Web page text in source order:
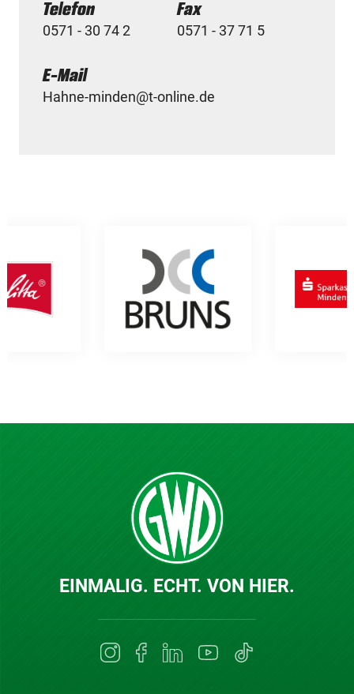
Telefon
0571 - 30 74 2
Fax
0571 - 37 71 5
E-Mail
Hahne-minden@t-online.de
EINMALIG. ECHT. VON HIER.